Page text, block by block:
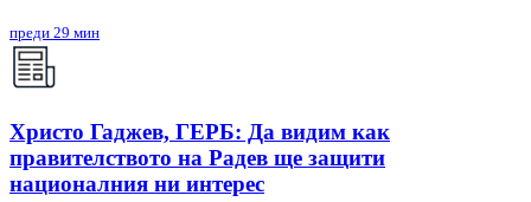
преди 29 мин
Христо Гаджев, ГЕРБ: Да видим как
правителството на Радев ще защити
националния ни интерес